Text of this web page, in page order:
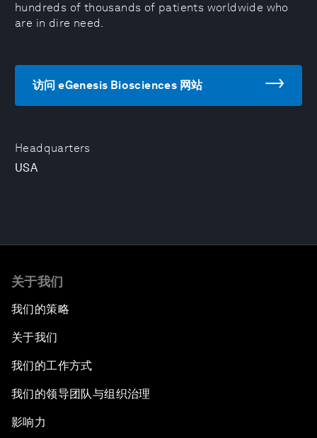
Headquarters
USA
hundreds of thousands of patients worldwide who
are in dire need.
访问 eGenesis Biosciences 网站
关于我们
我们的策略
关于我们
我们的工作方式
我们的领导团队与组织治理
影响力